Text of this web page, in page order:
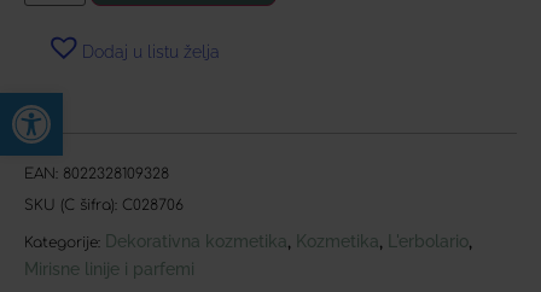
Open toolbar
Dodaj u listu želja
EAN: 8022328109328
SKU (C šifra): C028706
Kategorije: Dekorativna kozmetika Kozmetika L'erbolario
Mirisne linije i parfemi